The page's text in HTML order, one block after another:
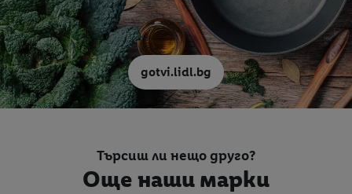
gotvi.lidl.bg
Търсиш ли нещо друго?
Още наши марки